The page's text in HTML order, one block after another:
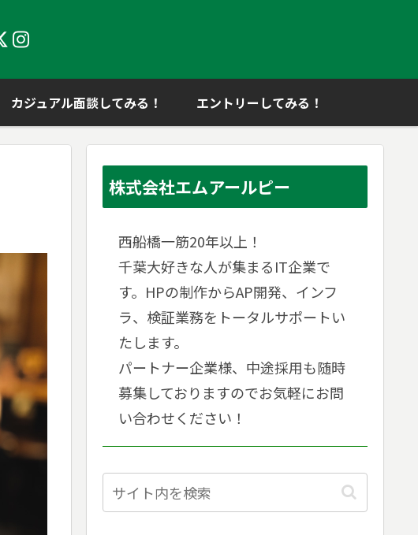
カジュアル面談してみる！ エントリーしてみる！
株式会社エムアールピー
西船橋一筋20年以上！
千葉大好きな人が集まるIT企業で
す。HPの制作からAP開発、インフ
ラ、検証業務をトータルサポートい
たします。
パートナー企業様、中途採用も随時
募集しておりますのでお気軽にお問
い合わせください！